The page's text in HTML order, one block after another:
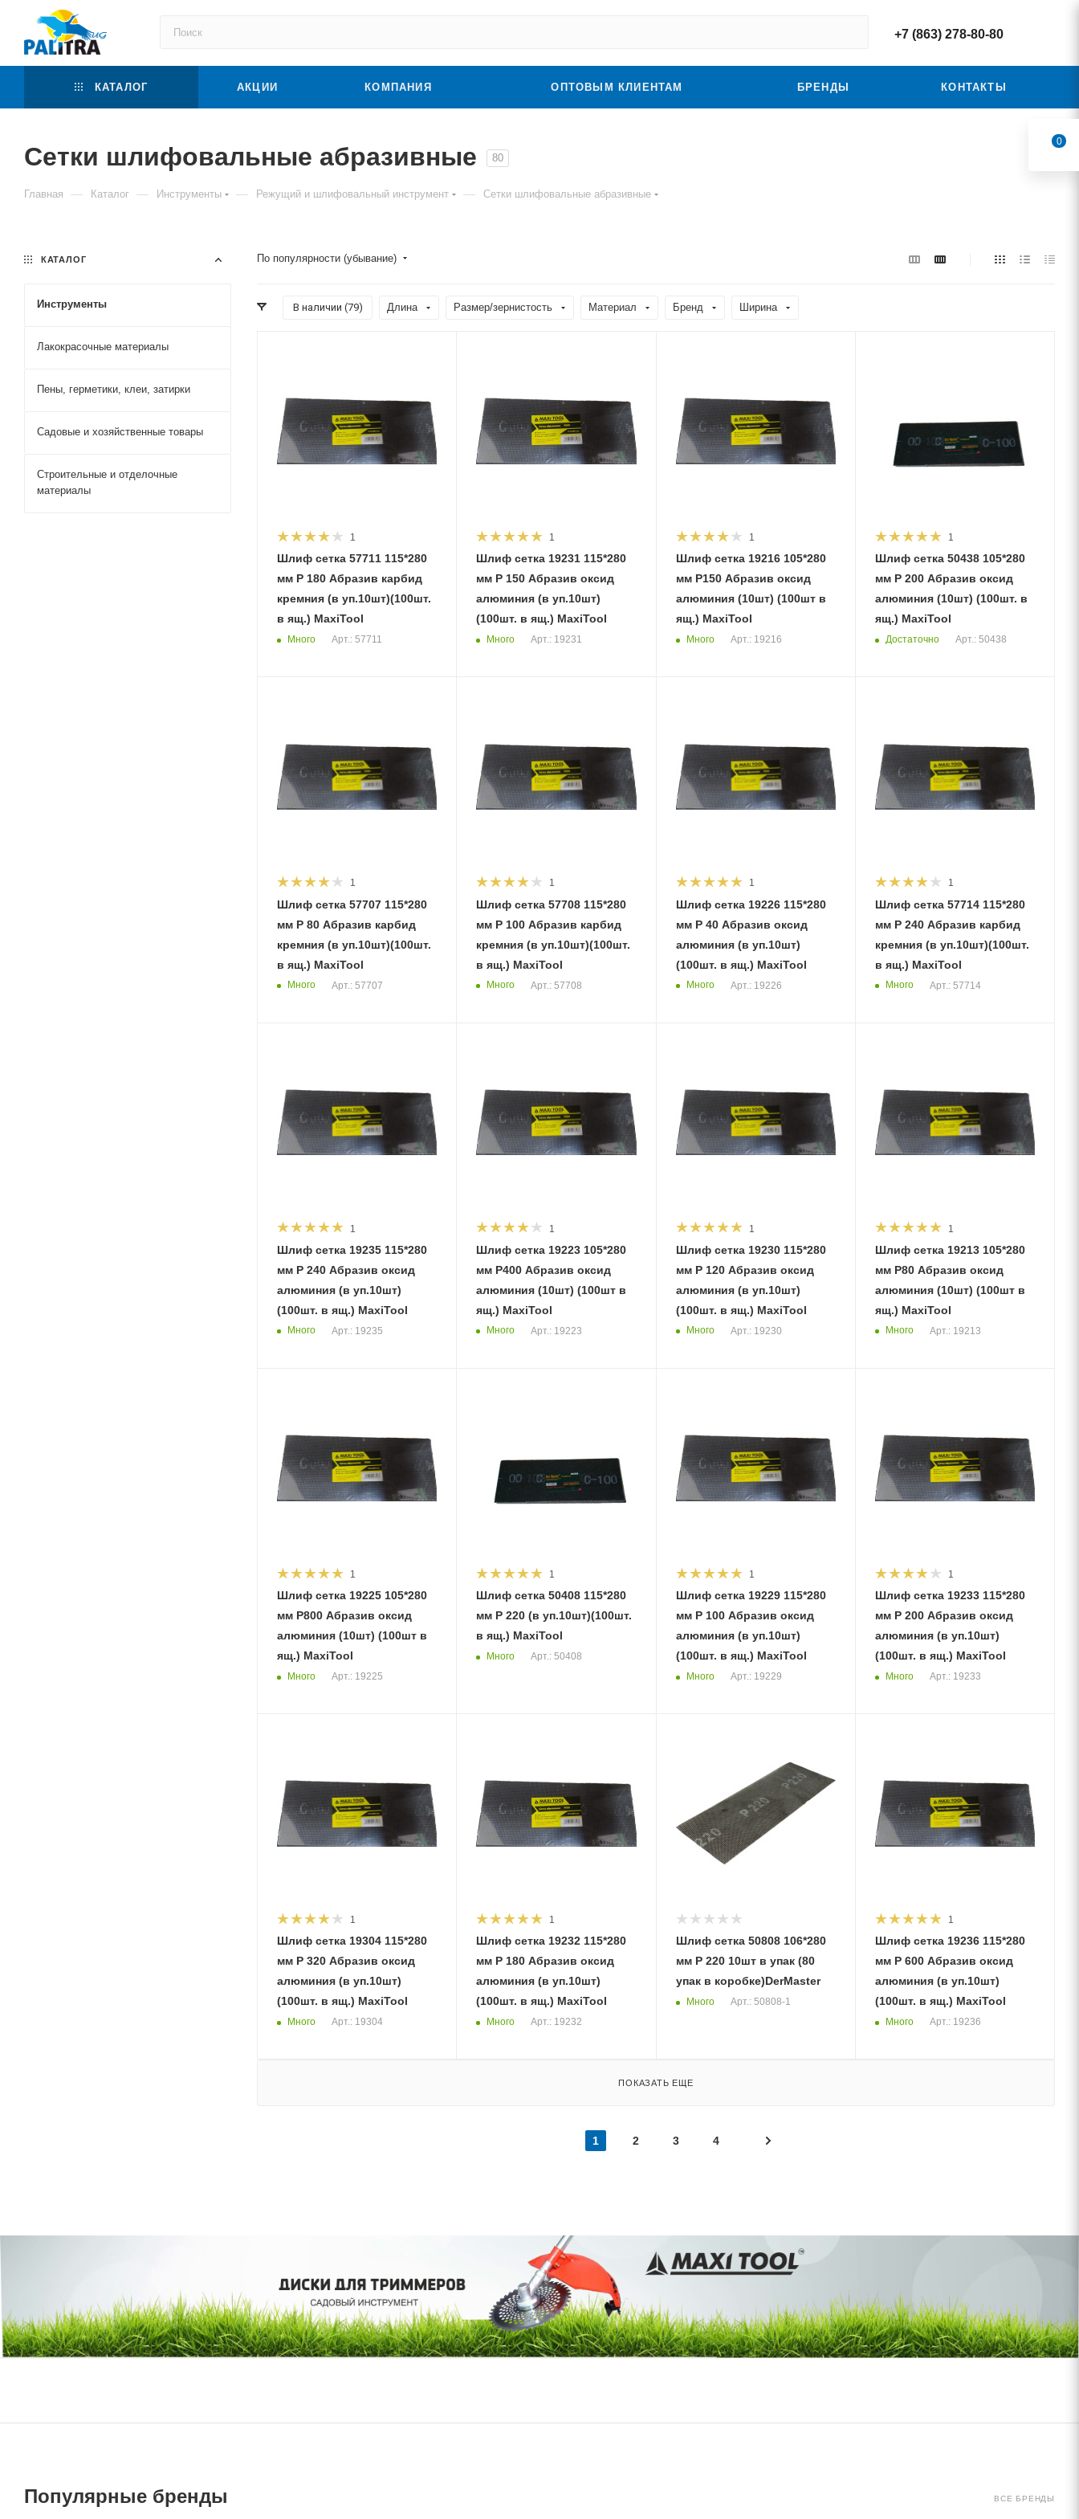
+7 (863) 278-80-80
КАТАЛОГ АКЦИИ КОМПАНИЯ ОПТОВЫМ КЛИЕНТАМ БРЕНДЫ КОНТАКТЫ
Сетки шлифовальные абразивные 80
Главная — Каталог — Инструменты — Режущий и шлифовальный инструмент — Сетки шлифовальные абразивные
По популярности (убывание)
В наличии (79) Длина Размер/зернистость Материал Бренд Ширина
1
Шлиф сетка 57711 115*280
мм Р 180 Абразив карбид
кремния (в уп.10шт)(100шт.
в ящ.) MaxiTool
Много Арт.: 57711
1
Шлиф сетка 19231 115*280
мм Р 150 Абразив оксид
алюминия (в уп.10шт)
(100шт. в ящ.) MaxiTool
Много Арт.: 19231
1
Шлиф сетка 19216 105*280
мм Р150 Абразив оксид
алюминия (10шт) (100шт в
ящ.) MaxiTool
Много Арт.: 19216
1
Шлиф сетка 50438 105*280
мм Р 200 Абразив оксид
алюминия (10шт) (100шт. в
ящ.) MaxiTool
Достаточно Арт.: 50438
1
Шлиф сетка 57707 115*280
мм Р 80 Абразив карбид
кремния (в уп.10шт)(100шт.
в ящ.) MaxiTool
Много Арт.: 57707
1
Шлиф сетка 57708 115*280
мм Р 100 Абразив карбид
кремния (в уп.10шт)(100шт.
в ящ.) MaxiTool
Много Арт.: 57708
1
Шлиф сетка 19226 115*280
мм Р 40 Абразив оксид
алюминия (в уп.10шт)
(100шт. в ящ.) MaxiTool
Много Арт.: 19226
1
Шлиф сетка 57714 115*280
мм Р 240 Абразив карбид
кремния (в уп.10шт)(100шт.
в ящ.) MaxiTool
Много Арт.: 57714
1
Шлиф сетка 19235 115*280
мм Р 240 Абразив оксид
алюминия (в уп.10шт)
(100шт. в ящ.) MaxiTool
Много Арт.: 19235
1
Шлиф сетка 19223 105*280
мм Р400 Абразив оксид
алюминия (10шт) (100шт в
ящ.) MaxiTool
Много Арт.: 19223
1
Шлиф сетка 19230 115*280
мм Р 120 Абразив оксид
алюминия (в уп.10шт)
(100шт. в ящ.) MaxiTool
Много Арт.: 19230
1
Шлиф сетка 19213 105*280
мм Р80 Абразив оксид
алюминия (10шт) (100шт в
ящ.) MaxiTool
Много Арт.: 19213
1
Шлиф сетка 19225 105*280
мм Р800 Абразив оксид
алюминия (10шт) (100шт в
ящ.) MaxiTool
Много Арт.: 19225
1
Шлиф сетка 50408 115*280
мм Р 220 (в уп.10шт)(100шт.
в ящ.) MaxiTool
Много Арт.: 50408
1
Шлиф сетка 19229 115*280
мм Р 100 Абразив оксид
алюминия (в уп.10шт)
(100шт. в ящ.) MaxiTool
Много Арт.: 19229
1
Шлиф сетка 19233 115*280
мм Р 200 Абразив оксид
алюминия (в уп.10шт)
(100шт. в ящ.) MaxiTool
Много Арт.: 19233
1
Шлиф сетка 19304 115*280
мм Р 320 Абразив оксид
алюминия (в уп.10шт)
(100шт. в ящ.) MaxiTool
Много Арт.: 19304
1
Шлиф сетка 19232 115*280
мм Р 180 Абразив оксид
алюминия (в уп.10шт)
(100шт. в ящ.) MaxiTool
Много Арт.: 19232
Шлиф сетка 50808 106*280
мм Р 220 10шт в упак (80
упак в коробке)DerMaster
Много Арт.: 50808-1
1
Шлиф сетка 19236 115*280
мм Р 600 Абразив оксид
алюминия (в уп.10шт)
(100шт. в ящ.) MaxiTool
Много Арт.: 19236
ПОКАЗАТЬ ЕЩЕ
1 2 3 4
КАТАЛОГ
Инструменты
Лакокрасочные материалы
Пены, герметики, клеи, затирки
Садовые и хозяйственные товары
Строительные и отделочные
материалы
Популярные бренды ВСЕ БРЕНДЫ
0